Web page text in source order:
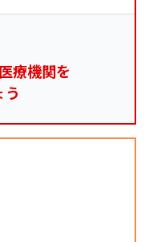
療機関を